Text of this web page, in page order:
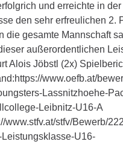
und erreichte in
den sehr erfreulichen 2.
die gesamte Mannschaft
außerordentlichen
Alois Jöbstl (2x)
www.oefb.at/
Lassnitzhoehe-
Leibnitz-U16-A
www.stfv.at/stfv/Bewerb/
U16-